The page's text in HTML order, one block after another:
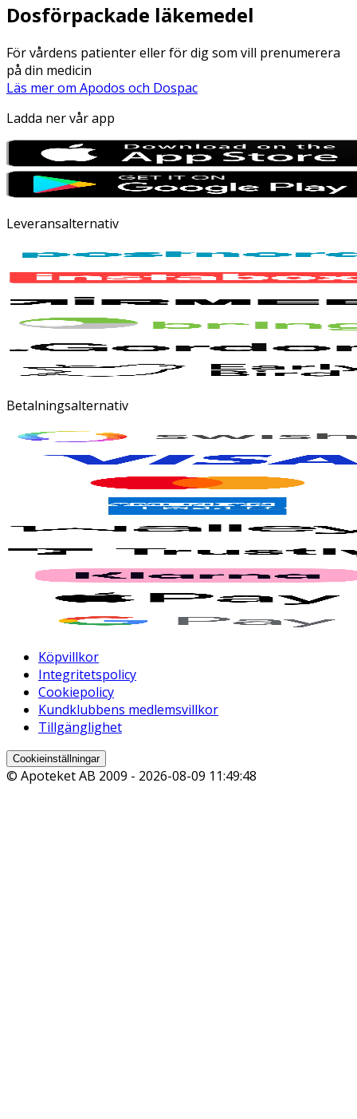
Dosförpackade läkemedel
För vårdens patienter eller för dig som vill prenumerera
på din medicin
Läs mer om Apodos och Dospac
Ladda ner vår app
Leveransalternativ
Betalningsalternativ
Köpvillkor
Integritetspolicy
Cookiepolicy
Kundklubbens medlemsvillkor
Tillgänglighet
Cookieinställningar
© Apoteket AB 2009 - 2026-08-09 11:49:48